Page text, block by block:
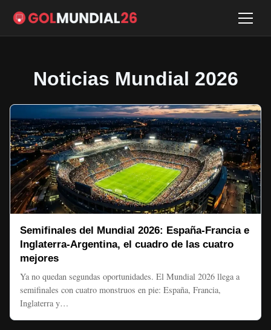
Noticias Mundial 2026
Semifinales del Mundial 2026: España-Francia e
Inglaterra-Argentina, el cuadro de las cuatro
mejores
Ya no quedan segundas oportunidades. El Mundial 2026 llega a
semifinales con cuatro monstruos en pie: España, Francia,
Inglaterra y…